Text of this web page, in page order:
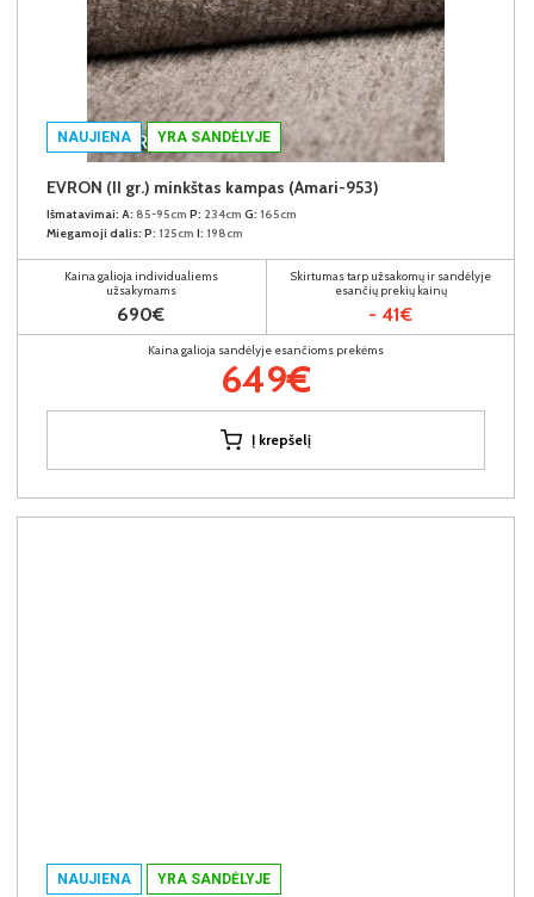
NAUJIENA YRA SANDĖLYJE
EVRON (II gr.) minkštas kampas (Amari-953)
Išmatavimai: A: 85-95cm P: 234cm G: 165cm
Miegamoji dalis: P: 125cm I: 198cm
Kaina galioja individualiems
užsakymams
690€
Skirtumas tarp užsakomų ir sandėlyje
esančių prekių kainų
- 41€
Kaina galioja sandėlyje esančioms prekėms
649€
Į krepšelį
NAUJIENA YRA SANDĖLYJE